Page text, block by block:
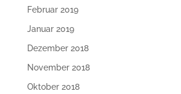
Februar 2019
Januar 2019
Dezember 2018
November 2018
Oktober 2018